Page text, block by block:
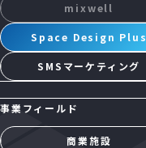
mixwell
Space Design Plus
SMSマーケティング
事業フィールド
商業施設